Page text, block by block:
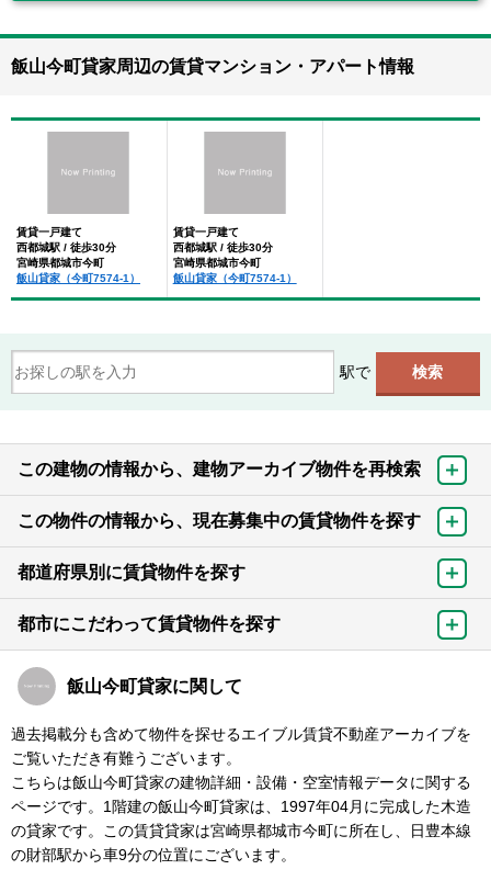
飯山今町貸家周辺の賃貸マンション・アパート情報
賃貸一戸建て
西都城駅 / 徒歩30分
宮崎県都城市今町
飯山貸家（今町7574-1）
賃貸一戸建て
西都城駅 / 徒歩30分
宮崎県都城市今町
飯山貸家（今町7574-1）
駅で
この建物の情報から、建物アーカイブ物件を再検索
この物件の情報から、現在募集中の賃貸物件を探す
都道府県別に賃貸物件を探す
都市にこだわって賃貸物件を探す
飯山今町貸家に関して
過去掲載分も含めて物件を探せるエイブル賃貸不動産アーカイブを
ご覧いただき有難うございます。
こちらは飯山今町貸家の建物詳細・設備・空室情報データに関する
ページです。1階建の飯山今町貸家は、1997年04月に完成した木造
の貸家です。この賃貸貸家は宮崎県都城市今町に所在し、日豊本線
の財部駅から車9分の位置にございます。